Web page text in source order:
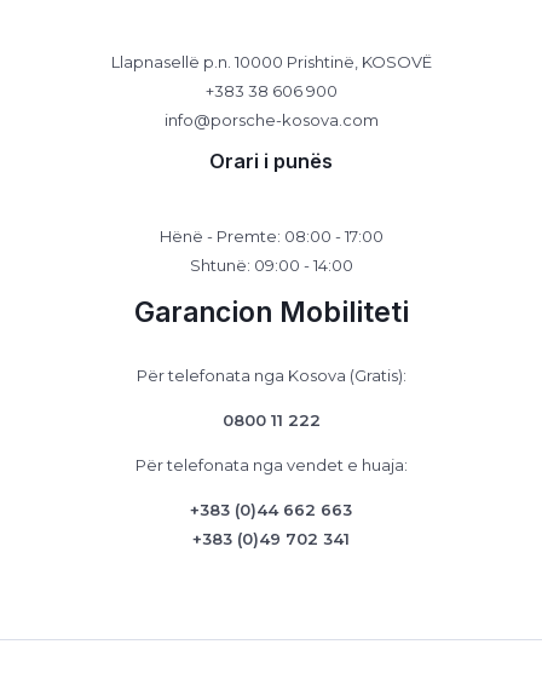
Llapnasellë p.n. 10000 Prishtinë, KOSOVË
+383 38 606 900
info@porsche-kosova.com
Orari i punës
Hënë - Premte: 08:00 - 17:00
Shtunë: 09:00 - 14:00
Garancion Mobiliteti
Për telefonata nga Kosova (Gratis):
0800 11 222
Për telefonata nga vendet e huaja:
+383 (0)44 662 663
+383 (0)49 702 341